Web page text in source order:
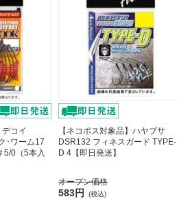
デコイ
･ワーム17
5/0（5本入
【ネコポス対象品】ハヤブサ
DSR132 フィネスガード TYPE-
D 4【即日発送】
オープン価格
583円 (税込)